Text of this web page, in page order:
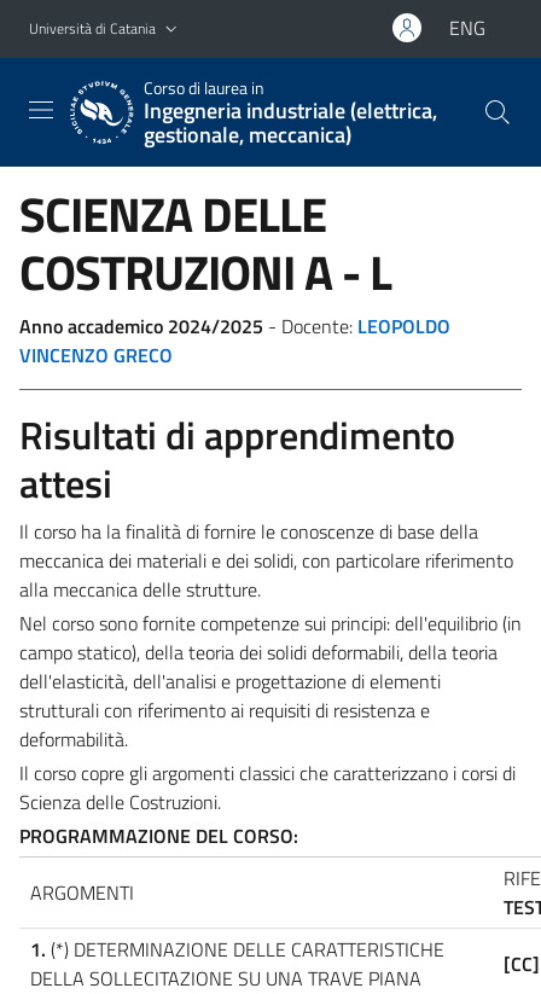
Vai al contenuto principale
Vai al menu di navigazione
Università di Catania ENG
Corso di laurea in
Ingegneria industriale (elettrica,
gestionale, meccanica)
SCIENZA DELLE
COSTRUZIONIA - L
Anno accademico 2024/2025 - Docente: LEOPOLDO
VINCENZO GRECO
Risultati di apprendimento
attesi
Il corso ha la finalità di fornire le conoscenze di base della
meccanica dei materiali e dei solidi, con particolare riferimento
alla meccanica delle strutture.
Nel corso sono fornite competenze sui principi: dell'equilibrio (in
campo statico), della teoria dei solidi deformabili, della teoria
dell'elasticità, dell'analisi e progettazione di elementi
strutturali con riferimento ai requisiti di resistenza e
deformabilità.
Il corso copre gli argomenti classici che caratterizzano i corsi di
Scienza delle Costruzioni.
PROGRAMMAZIONE DEL CORSO:
ARGOMENTI
1. (*) DETERMINAZIONE DELLE CARATTERISTICHE
DELLA SOLLECITAZIONE SU UNA TRAVE PIANA